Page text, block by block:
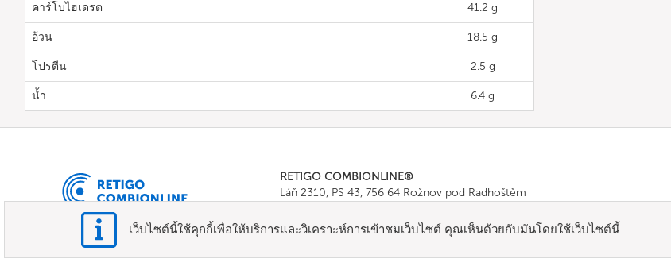
คาร์โบไฮเดรต 41.2 g
อ้วน 18.5 g
โปรตีน 2.5 g
น้ำ 6.4 g
RETIGO COMBIONLINE®
Láň 2310, PS 43, 756 64 Rožnov pod Radhoštěm
E-mail:info@combionline.com
เว็บไซต์นี้ใช้คุกกี้เพื่อให้บริการและวิเคราะห์การเข้าชมเว็บไซต์ คุณเห็นด้วยกับมันโดยใช้เว็บไซต์นี้